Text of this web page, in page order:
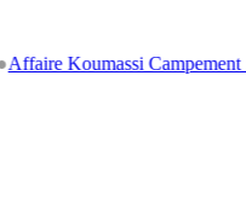
Koumassi Campement :